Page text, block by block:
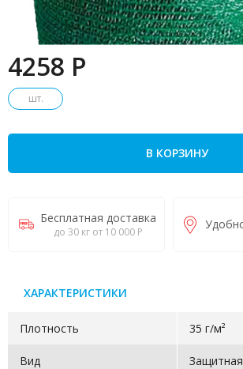
4258 P
шт.
В КОРЗИНУ
Бесплатная доставка
до 30 кг от 10 000 Р
ХАРАКТЕРИСТИКИ
Плотность 35 г/м²
Вид